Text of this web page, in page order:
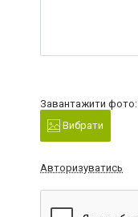
Завантажити фото:
Вибрати
Авторизуватись